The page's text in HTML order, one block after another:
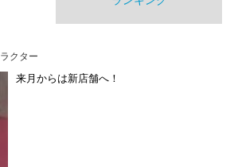
クター
来月からは新店舗へ！